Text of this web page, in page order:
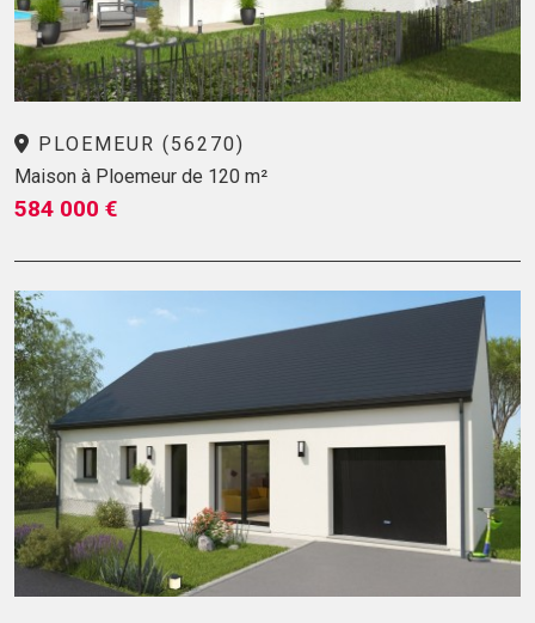
PLOEMEUR (56270)
Maison à Ploemeur de 120 m²
584 000 €